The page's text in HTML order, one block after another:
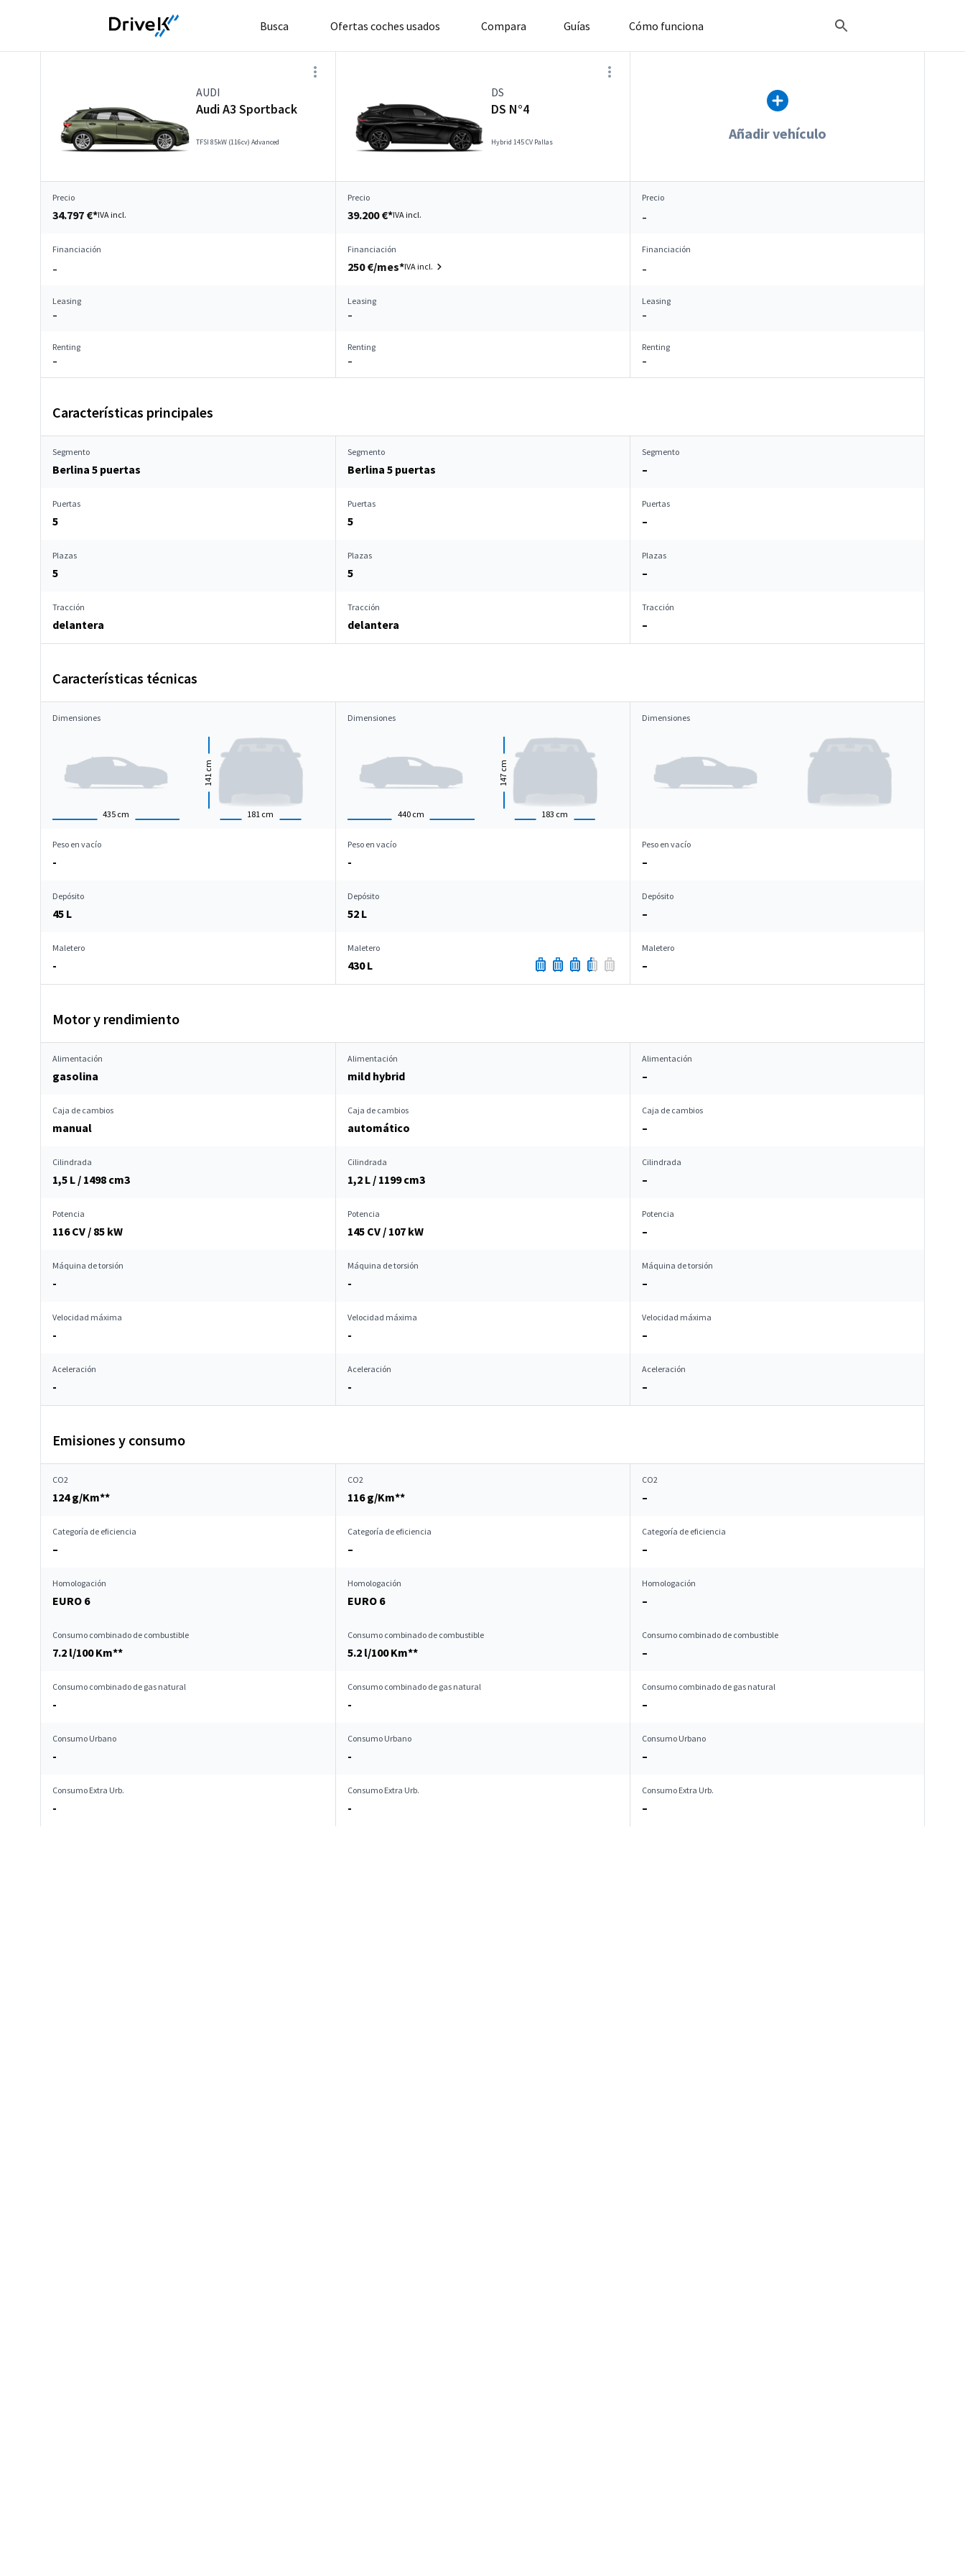
Busca Ofertas coches usados Compara Guías Cómo funciona
AUDI
Audi A3 Sportback
TFSI 85kW (116cv) Advanced
DS
DS N°4
Hybrid 145 CV Pallas Añadir vehículo
Precio
34.797 €*IVA incl.
Precio
39.200 €*IVA incl.
Precio
–
Financiación
–
Financiación
250 €/mes*IVA incl.
Financiación
–
Leasing
–
Leasing
–
Leasing
–
Renting
–
Renting
–
Renting
–
Características principales
Segmento
Berlina 5 puertas
Segmento
Berlina 5 puertas
Segmento
–
Puertas
5
Puertas
5
Puertas
–
Plazas
5
Plazas
5
Plazas
–
Tracción
delantera
Tracción
delantera
Tracción
–
Características técnicas
Dimensiones
435 cm 181 cm
141
cm
Dimensiones
440 cm 183 cm
147
cm
Dimensiones
Peso en vacío
-
Peso en vacío
-
Peso en vacío
–
Depósito
45 L
Depósito
52 L
Depósito
–
Maletero
-
Maletero
430 L
Maletero
–
Motor y rendimiento
Alimentación
gasolina
Alimentación
mild hybrid
Alimentación
–
Caja de cambios
manual
Caja de cambios
automático
Caja de cambios
–
Cilindrada
1,5 L / 1498 cm3
Cilindrada
1,2 L / 1199 cm3
Cilindrada
–
Potencia
116 CV / 85 kW
Potencia
145 CV / 107 kW
Potencia
–
Máquina de torsión
-
Máquina de torsión
-
Máquina de torsión
–
Velocidad máxima
-
Velocidad máxima
-
Velocidad máxima
–
Aceleración
-
Aceleración
-
Aceleración
–
Emisiones y consumo
CO2
124 g/Km**
CO2
116 g/Km**
CO2
–
Categoría de eficiencia
–
Categoría de eficiencia
–
Categoría de eficiencia
–
Homologación
EURO 6
Homologación
EURO 6
Homologación
–
Consumo combinado de combustible
7.2 l/100 Km**
Consumo combinado de combustible
5.2 l/100 Km**
Consumo combinado de combustible
–
Consumo combinado de gas natural
-
Consumo combinado de gas natural
-
Consumo combinado de gas natural
–
Consumo Urbano
-
Consumo Urbano
-
Consumo Urbano
–
Consumo Extra Urb.
-
Consumo Extra Urb.
-
Consumo Extra Urb.
–